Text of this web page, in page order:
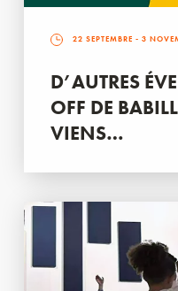
22 SEPTEMBRE - 3
D’AUTRES
OFF DE
VIENS…